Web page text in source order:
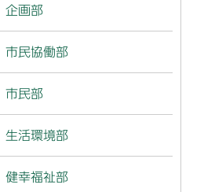
企画部
市民協働部
市民部
生活環境部
健幸福祉部